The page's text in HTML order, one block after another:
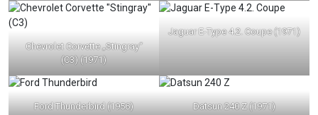
Chevrolet Corvette „Stingray“
(C3) (1971)
Jaguar E-Type 4.2. Coupe (1971)
Ford Thunderbird (1956) Datsun 240 Z (1971)